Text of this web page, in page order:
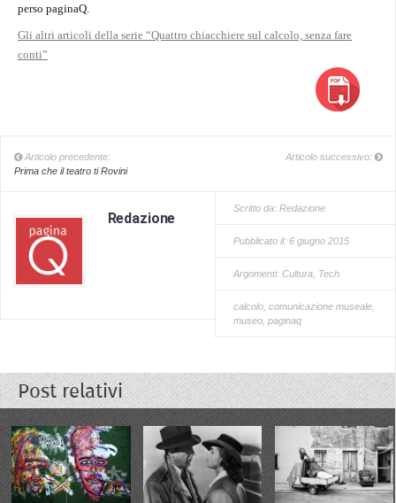
perso paginaQ.
Gli altri articoli della serie “Quattro chiacchiere sul calcolo, senza fare
conti”
Articolo precedente:
Prima che il teatro ti Rovini
Articolo successivo:
Redazione
Scritto da: Redazione
Pubblicato il: 6 giugno 2015
Argomenti: Cultura, Tech
calcolo, comunicazione museale,
museo, paginaq
Post relativi